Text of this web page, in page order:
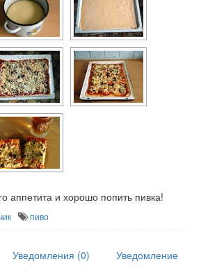
аппетита и хорошо попить пивка!
пиво
Уведомления (0) Уведомление